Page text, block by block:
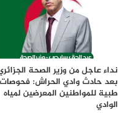
نداء عاجل من وزير الصحة
بعد حادث وادي الحراش: فحوصات
طبية للمواطنين المعرضين لمياه
الوادي